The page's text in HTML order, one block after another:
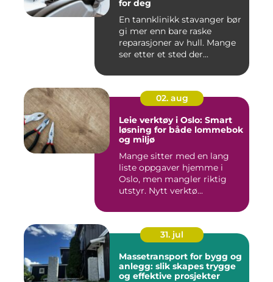
for deg
En tannklinikk stavanger bør
gi mer enn bare raske
reparasjoner av hull. Mange
ser etter et sted der...
02. aug
Leie verktøy i Oslo: Smart
løsning for både lommebok
og miljø
Mange sitter med en lang
liste oppgaver hjemme i
Oslo, men mangler riktig
utstyr. Nytt verktø...
31. jul
Massetransport for bygg og
anlegg: slik skapes trygge
og effektive prosjekter